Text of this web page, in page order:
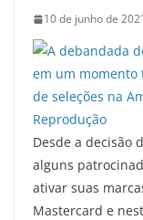
10 de junho de
Desde a decisão
alguns
ativar suas
Mastercard e